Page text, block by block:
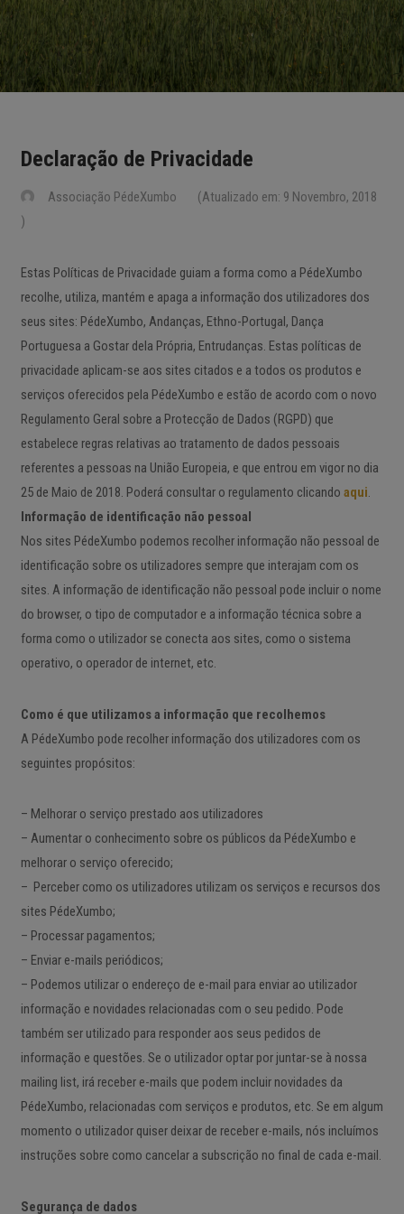
Declaração de Privacidade
Associação PédeXumbo
(Atualizado em: 9 Novembro, 2018
)
Estas Políticas de Privacidade guiam a forma como a PédeXumbo
recolhe, utiliza, mantém e apaga a informação dos utilizadores dos
seus sites: PédeXumbo, Andanças, Ethno-Portugal, Dança
Portuguesa a Gostar dela Própria, Entrudanças. Estas políticas de
privacidade aplicam-se aos sites citados e a todos os produtos e
serviços oferecidos pela PédeXumbo e estão de acordo com o novo
Regulamento Geral sobre a Protecção de Dados (RGPD) que
estabelece regras relativas ao tratamento de dados pessoais
referentes a pessoas na União Europeia, e que entrou em vigor no dia
25 de Maio de 2018. Poderá consultar o regulamento clicando aqui.
Informação de identificação não pessoal
Nos sites PédeXumbo podemos recolher informação não pessoal de
identificação sobre os utilizadores sempre que interajam com os
sites. A informação de identificação não pessoal pode incluir o nome
do browser, o tipo de computador e a informação técnica sobre a
forma como o utilizador se conecta aos sites, como o sistema
operativo, o operador de internet, etc.
Como é que utilizamos a informação que recolhemos
A PédeXumbo pode recolher informação dos utilizadores com os
seguintes propósitos:
– Melhorar o serviço prestado aos utilizadores
– Aumentar o conhecimento sobre os públicos da PédeXumbo e
melhorar o serviço oferecido;
– Perceber como os utilizadores utilizam os serviços e recursos dos
sites PédeXumbo;
– Processar pagamentos;
– Enviar e-mails periódicos;
– Podemos utilizar o endereço de e-mail para enviar ao utilizador
informação e novidades relacionadas com o seu pedido. Pode
também ser utilizado para responder aos seus pedidos de
informação e questões. Se o utilizador optar por juntar-se à nossa
mailing list, irá receber e-mails que podem incluir novidades da
PédeXumbo, relacionadas com serviços e produtos, etc. Se em algum
momento o utilizador quiser deixar de receber e-mails, nós incluímos
instruções sobre como cancelar a subscrição no final de cada e-mail.
Segurança de dados